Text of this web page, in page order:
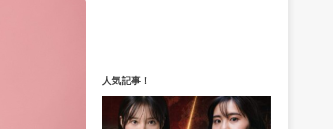
人気記事！